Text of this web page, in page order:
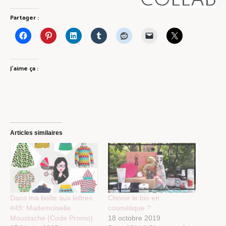
Partager :
J’aime ça :
Articles similaires
Dans ma boîte aux lettres
#49: Mademoiselle
Moustache {Code Promo}
Choisir le bio en
cosmétique ?
18 octobre 2019